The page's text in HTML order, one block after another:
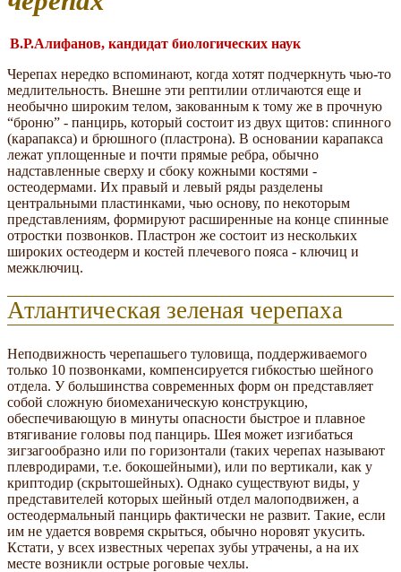
В.Р.Алифанов, кандидат биологических наук
Черепах нередко вспоминают, когда хотят подчеркнуть чью-то
медлительность. Внешне эти рептилии отличаются еще и
необычно широким телом, закованным к тому же в прочную
“броню” - панцирь, который состоит из двух щитов: спинного
(карапакса) и брюшного (пластрона). В основании карапакса
лежат уплощенные и почти прямые ребра, обычно
надставленные сверху и сбоку кожными костями -
остеодермами. Их правый и левый ряды разделены
центральными пластинками, чью основу, по некоторым
представлениям, формируют расширенные на конце спинные
отростки позвонков. Пластрон же состоит из нескольких
широких остеодерм и костей плечевого пояса - ключиц и
межключиц.
Атлантическая зеленая черепаха
Неподвижность черепашьего туловища, поддерживаемого
только 10 позвонками, компенсируется гибкостью шейного
отдела. У большинства современных форм он представляет
собой сложную биомеханическую конструкцию,
обеспечивающую в минуты опасности быстрое и плавное
втягивание головы под панцирь. Шея может изгибаться
зигзагообразно или по горизонтали (таких черепах называют
плевродирами, т.е. бокошейными), или по вертикали, как у
криптодир (скрытошейных). Однако существуют виды, у
представителей которых шейный отдел малоподвижен, а
остеодермальный панцирь фактически не развит. Такие, если
им не удается вовремя скрыться, обычно норовят укусить.
Кстати, у всех известных черепах зубы утрачены, а на их
месте возникли острые роговые чехлы.